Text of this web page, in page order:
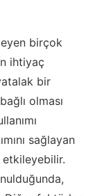
birçok
ihtiyaç
bir
olması
sağlayan